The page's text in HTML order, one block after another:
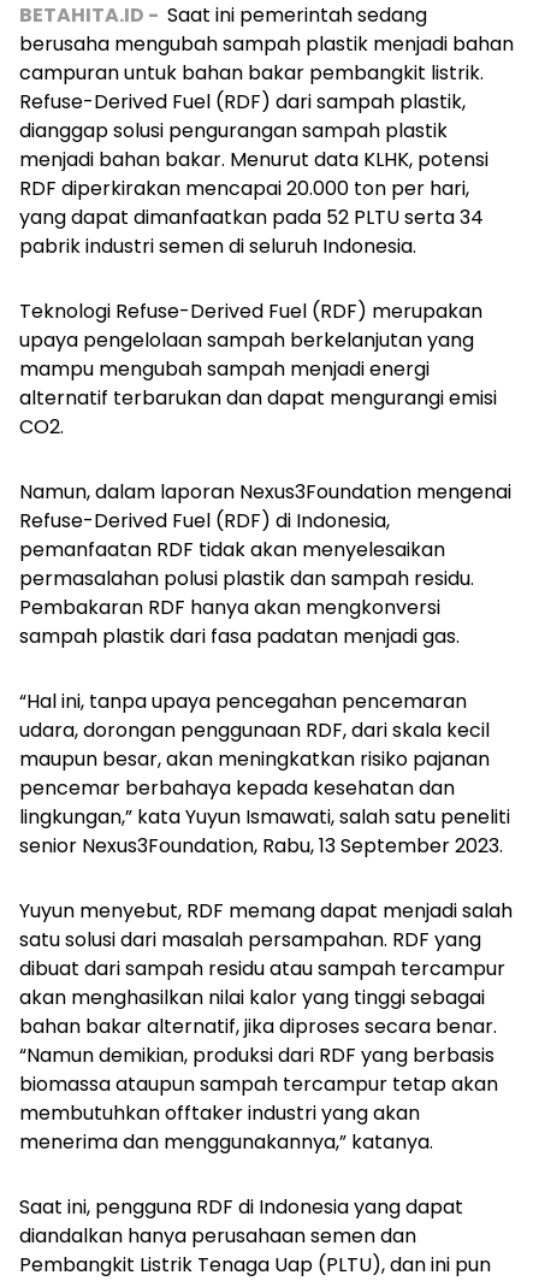
BETAHITA.ID - Saat ini pemerintah sedang
berusaha mengubah sampah plastik menjadi bahan
campuran untuk bahan bakar pembangkit listrik.
Refuse-Derived Fuel (RDF) dari sampah plastik,
dianggap solusi pengurangan sampah plastik
menjadi bahan bakar. Menurut data KLHK, potensi
RDF diperkirakan mencapai 20.000 ton per hari,
yang dapat dimanfaatkan pada 52 PLTU serta 34
pabrik industri semen di seluruh Indonesia.
Teknologi Refuse-Derived Fuel (RDF) merupakan
upaya pengelolaan sampah berkelanjutan yang
mampu mengubah sampah menjadi energi
alternatif terbarukan dan dapat mengurangi emisi
CO2.
Namun, dalam laporan Nexus3Foundation mengenai
Refuse-Derived Fuel (RDF) di Indonesia,
pemanfaatan RDF tidak akan menyelesaikan
permasalahan polusi plastik dan sampah residu.
Pembakaran RDF hanya akan mengkonversi
sampah plastik dari fasa padatan menjadi gas.
“Hal ini, tanpa upaya pencegahan pencemaran
udara, dorongan penggunaan RDF, dari skala kecil
maupun besar, akan meningkatkan risiko pajanan
pencemar berbahaya kepada kesehatan dan
lingkungan,” kata Yuyun Ismawati, salah satu peneliti
senior Nexus3Foundation, Rabu, 13 September 2023.
Yuyun menyebut, RDF memang dapat menjadi salah
satu solusi dari masalah persampahan. RDF yang
dibuat dari sampah residu atau sampah tercampur
akan menghasilkan nilai kalor yang tinggi sebagai
bahan bakar alternatif, jika diproses secara benar.
“Namun demikian, produksi dari RDF yang berbasis
biomassa ataupun sampah tercampur tetap akan
membutuhkanofftakerindustri yang akan
menerima dan menggunakannya,” katanya.
Saat ini, pengguna RDF di Indonesia yang dapat
diandalkan hanya perusahaan semen dan
Pembangkit Listrik Tenaga Uap (PLTU), dan ini pun